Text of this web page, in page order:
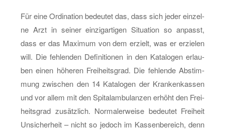
Für eine Or­di­na­ti­on be­deu­tet das, dass sich jeder ein­zel­
ne Arzt in sei­ner ein­zig­ar­ti­gen Si­tua­ti­on so an­passt,
dass er das Ma­xi­mum von dem er­zielt, was er er­zie­len
will. Die feh­len­den De­fi­ni­tio­nen in den Ka­ta­lo­gen er­lau­
ben einen hö­he­ren Frei­heits­grad. Die feh­len­de Ab­stim­
mung zwi­schen den 14 Ka­ta­lo­gen der Kran­ken­kas­sen
und vor allem mit den Spi­tal­am­bu­lan­zen er­höht den Frei­
heits­grad zu­sätz­lich. Nor­ma­ler­wei­se be­deu­tet Frei­heit
Un­si­cher­heit – nicht so je­doch im Kas­sen­be­reich, denn